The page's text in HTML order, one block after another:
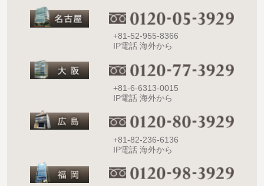
+81-52-955-8366
IP電話 海外から
+81-6-6313-0015
IP電話 海外から
+81-82-236-6136
IP電話 海外から